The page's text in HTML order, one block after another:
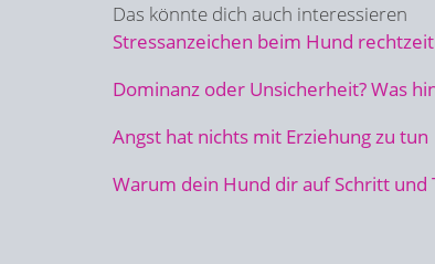
Das könnte dich auch interessieren
Stressanzeichen beim Hund
Dominanz oder Unsicherheit? Was
Angst hat nichts mit Erziehung zu tun
Warum dein Hund dir auf Schritt und